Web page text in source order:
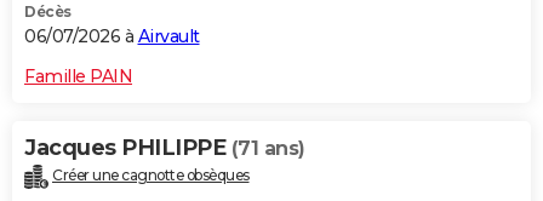
Décès
06/07/2026 à Airvault
Famille PAIN
Jacques PHILIPPE (71 ans)
Créer une cagnotte obsèques